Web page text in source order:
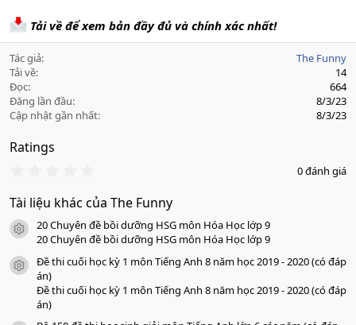
Tải về để xem bản đầy đủ và chính xác nhất!
Tác giả
The Funny
Tải về
14
Đọc
664
Đăng lần đầu
8/3/23
Cập nhật gần nhất
8/3/23
Ratings
0
0
s
a
o
0 đánh giá
Tài liệu khác của The Funny
icon tài liệu
20 Chuyên đề bồi dưỡng HSG môn Hóa Học lớp 9
20 Chuyên đề bồi dưỡng HSG môn Hóa Học lớp 9
icon tài liệu
Đề thi cuối học kỳ 1 môn Tiếng Anh 8 năm học 2019 - 2020 (có đáp
án)
Đề thi cuối học kỳ 1 môn Tiếng Anh 8 năm học 2019 - 2020 (có đáp
án)